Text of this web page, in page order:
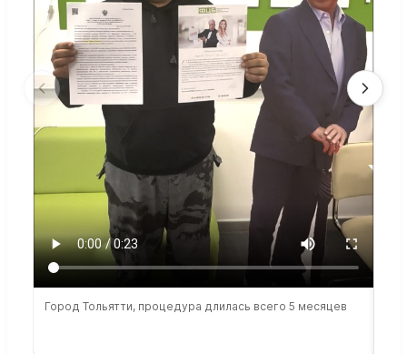
Город Тольятти, процедура длилась всего 5 месяцев